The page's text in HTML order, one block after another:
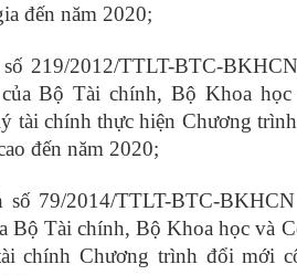
đến năm 2020;
219/2012/TTLT-BTC-
Bộ Tài chính, Bộ Khoa
tài chính thực hiện Chương
đến năm 2020;
79/2014/TTLT-BTC-
Bộ Tài chính, Bộ Khoa học và
chính Chương trình đổi mới